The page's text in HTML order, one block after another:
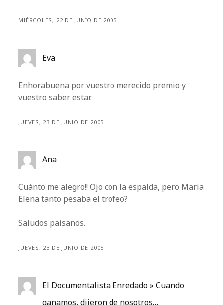
MIÉRCOLES, 22 DE JUNIO DE 2005
Eva
Enhorabuena por vuestro merecido premio y
vuestro saber estar.
JUEVES, 23 DE JUNIO DE 2005
Ana
Cuánto me alegro!! Ojo con la espalda, pero Maria
Elena tanto pesaba el trofeo?
Saludos paisanos.
JUEVES, 23 DE JUNIO DE 2005
El Documentalista Enredado » Cuando
ganamos, dijeron de nosotros…